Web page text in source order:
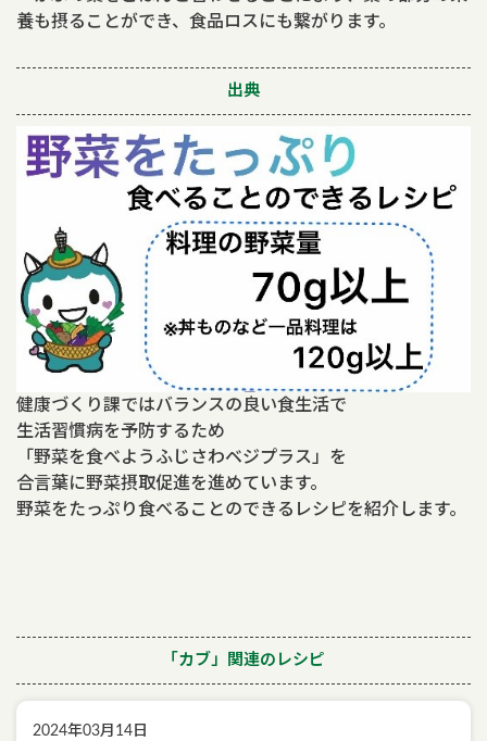
養も摂ることができ、食品ロスにも繋がります。
出典
健康づくり課ではバランスの良い食生活で
生活習慣病を予防するため
「野菜を食べようふじさわベジプラス」を
合言葉に野菜摂取促進を進めています。
野菜をたっぷり食べることのできるレシピを紹介します。
「カブ」関連のレシピ
2024年03月14日